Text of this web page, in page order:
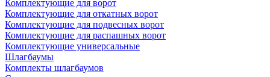
Комплектующие для ворот
Комплектующие для откатных ворот
Комплектующие для подвесных ворот
Комплектующие для распашных ворот
Комплектующие универсальные
Шлагбаумы
Комплекты шлагбаумов